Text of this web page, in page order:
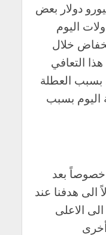
دولار بعض
اليوم
خلال
التعافي
بسبب العطلة
اليوم بسبب
خصوصاً بعد
1.2375 وصولاً الى هدفنا عند
الى الاعلى